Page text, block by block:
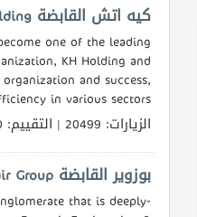
كيه اتش القابضة KH Holding
one of the leading
KH Holding and
and success,
in various sectors.
الزيارات: 20499 | التقييم: 0 | المقيّمين: 0 | المدينة
بوزوير القابضة Buzwair Group
that is deeply-